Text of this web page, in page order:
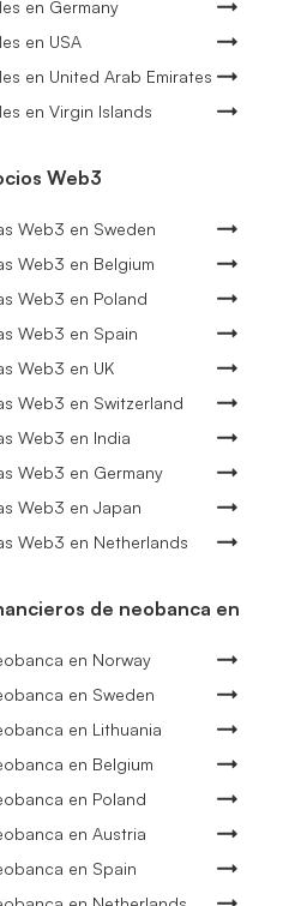
en Germany
en USA
en United Arab Emirates
en Virgin Islands
Web3
Web3 en Sweden
Web3 en Belgium
Web3 en Poland
Web3 en Spain
Web3 en UK
Web3 en Switzerland
Web3 en India
Web3 en Germany
Web3 en Japan
Web3 en Netherlands
de neobanca en
en Norway
en Sweden
en Lithuania
en Belgium
en Poland
en Austria
en Spain